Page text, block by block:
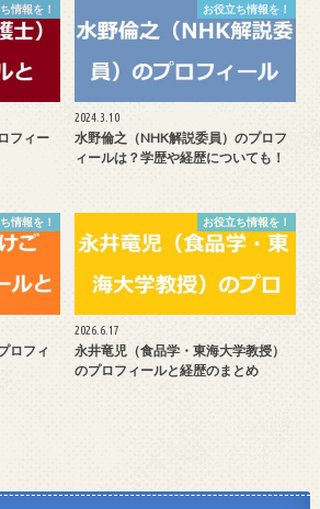
情報を！
フィー
お役立ち情報を！
2024.3.10
水野倫之（NHK解説委員）のプロフ
ィールは？学歴や経歴についても！
情報を！
ロフィ
お役立ち情報を！
2026.6.17
永井竜児（食品学・東海大学教授）
のプロフィールと経歴のまとめ